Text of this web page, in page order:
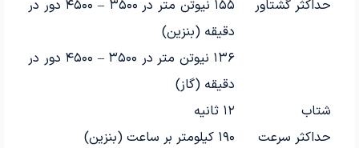
حداکثر گشتاور
۱۵۵ نیوتن متر در ۳۵۰۰ – ۴۵۰۰ دور در
دقیقه (بنزین)
۱۳۶ نیوتن متر در ۳۵۰۰ – ۴۵۰۰ دور در
دقیقه (گاز)
شتاب
۱۲ ثانیه
حداکثر سرعت
۱۹۰ کیلومتر بر ساعت (بنزین)